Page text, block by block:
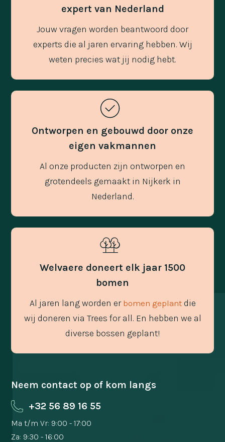
expert van Nederland
Jouw vragen worden beantwoord door
experts die al jaren ervaring hebben. Wij
weten precies wat jij nodig hebt.
Ontworpen en gebouwd door onze
eigen vakmannen
Al onze producten zijn ontworpen en
grotendeels gemaakt in Nijkerk in
Nederland.
Welvaere doneert elk jaar 1500
bomen
Al jaren lang worden er bomen geplantdie
wij doneren via Trees for all. En hebben we al
diverse bossen geplant!
Neem contact op of kom langs
+32 56 89 16 55
Ma t/m Vr: 9:00 - 17:00
Za: 9:30 - 16:00